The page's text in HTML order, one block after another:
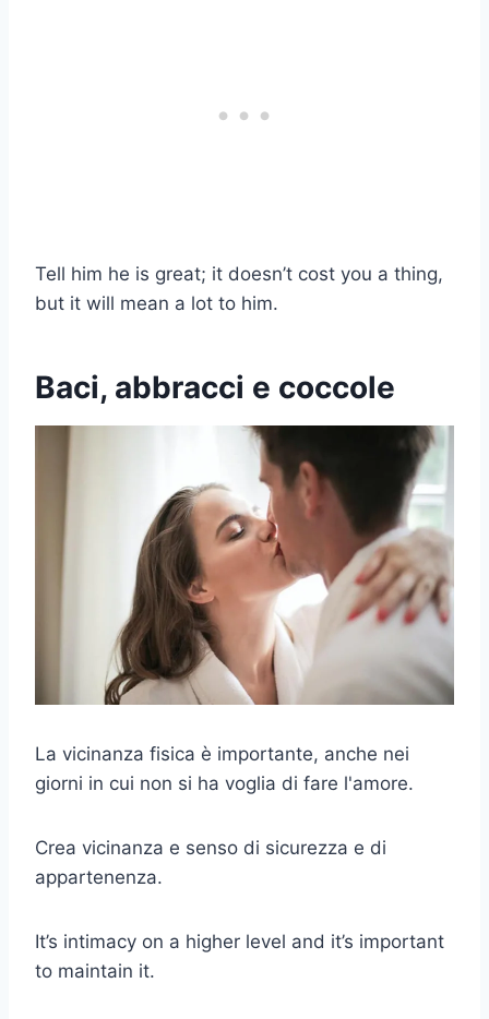
Tell him he is great; it doesn’t cost you a thing,
but it will mean a lot to him.
Baci, abbracci e coccole
La vicinanza fisica è importante, anche nei
giorni in cui non si ha voglia di fare l'amore.
Crea vicinanza e senso di sicurezza e di
appartenenza.
It’s intimacy on a higher level and it’s important
to maintain it.